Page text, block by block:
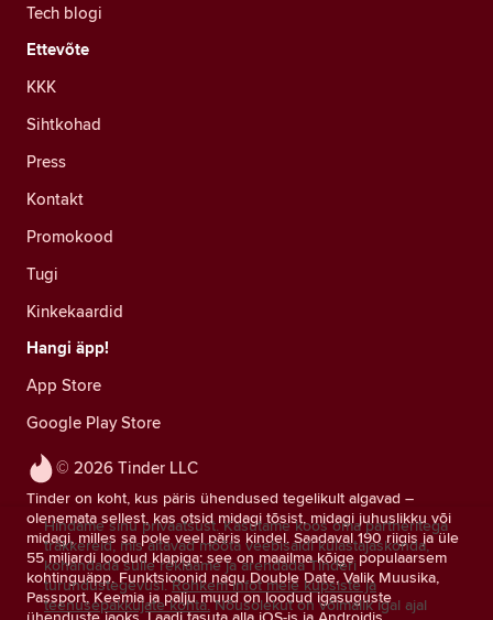
© 2026 Tinder LLC
Tinder on koht, kus päris ühendused tegelikult algavad –
olenemata sellest, kas otsid midagi tõsist, midagi juhuslikku või
midagi, milles sa pole veel päris kindel. Saadaval 190 riigis ja üle
55 miljardi loodud klapiga: see on maailma kõige populaarsem
kohtinguäpp. Funktsioonid nagu Double Date, Valik Muusika,
Passport, Keemia ja palju muud on loodud igasuguste
Tech blogi
Ettevõte
KKK
Sihtkohad
Press
Kontakt
Promokood
Tugi
Kinkekaardid
Hangi äpp!
App Store
Google Play Store
Hindame sinu privaatsust. Kasutame koos oma partneritega
träkkereid, mis aitavad mõõta veebisaidi külastajaskonda,
kohandada sulle reklaame ja arendada Tinderi
turundustegevusi. Rohkem infot meie küpsiste ja
teenusepakkujate kohta. Nõusolekut on võimalik igal ajal